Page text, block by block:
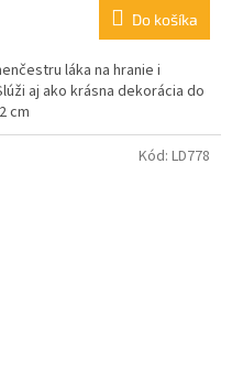
Do košíka
láka na hranie i
aj ako krásna dekorácia do
cm
Kód: LD778